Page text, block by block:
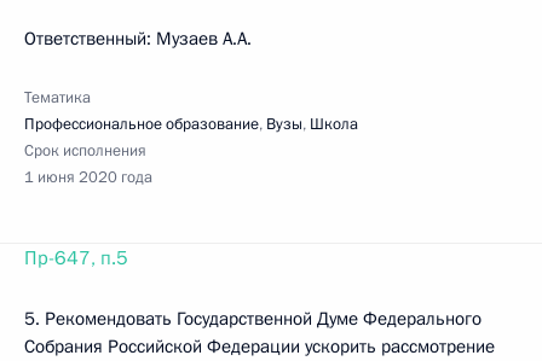
Ответственный: Музаев А.А.
Тематика
Профессиональное образование, Вузы, Школа
Срок исполнения
1 июня 2020 года
Пр-647, п.5
5. Рекомендовать Государственной Думе Федерального
Собрания Российской Федерации ускорить рассмотрение